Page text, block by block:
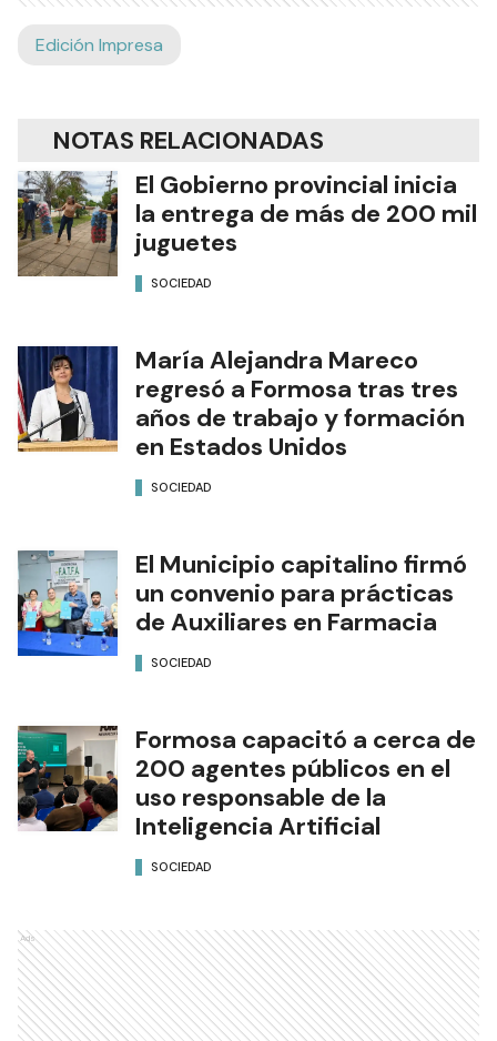
Edición Impresa
NOTAS RELACIONADAS
El Gobierno provincial inicia
la entrega de más de 200 mil
juguetes
SOCIEDAD
María Alejandra Mareco
regresó a Formosa tras tres
años de trabajo y formación
en Estados Unidos
SOCIEDAD
El Municipio capitalino firmó
un convenio para prácticas
de Auxiliares en Farmacia
SOCIEDAD
Formosa capacitó a cerca de
200 agentes públicos en el
uso responsable de la
Inteligencia Artificial
SOCIEDAD
Ads